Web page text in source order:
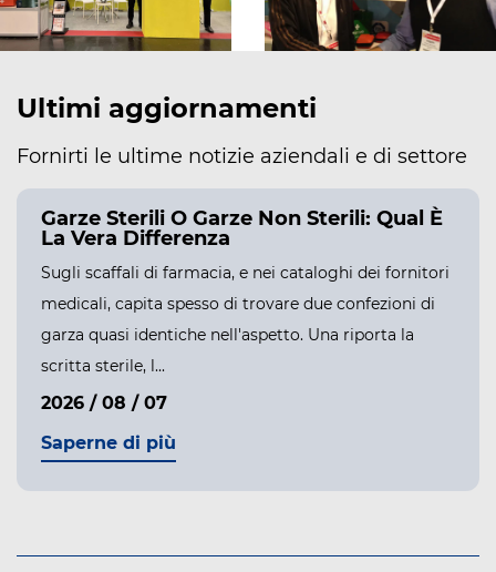
Ultimi aggiornamenti
Fornirti le ultime notizie aziendali e di settore
Garze Sterili O Garze Non Sterili: Qual È
La Vera Differenza
Sugli scaffali di farmacia, e nei cataloghi dei fornitori
medicali, capita spesso di trovare due confezioni di
garza quasi identiche nell'aspetto. Una riporta la
scritta sterile, l...
2026 / 08 / 07
Saperne di più